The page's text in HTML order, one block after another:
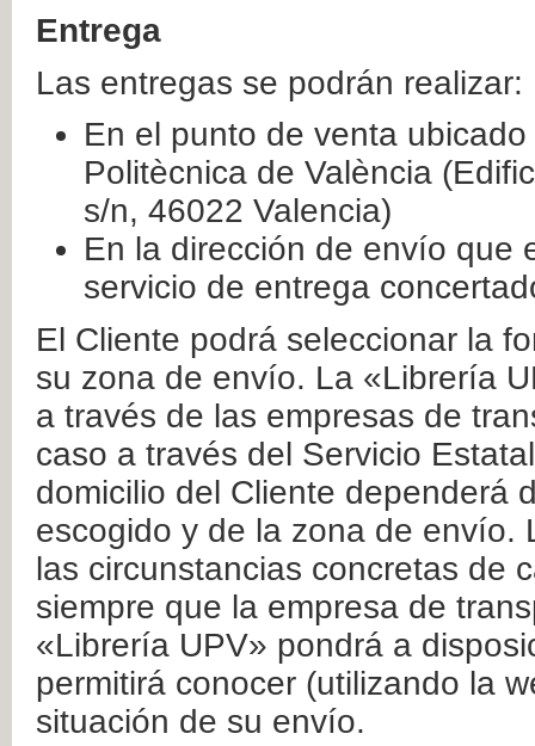
Entrega
Las entregas se podrán realizar:
En el punto de venta
Politècnica de València
s/n, 46022 Valencia)
En la dirección de envío que
servicio de entrega
El Cliente podrá seleccionar la
su zona de envío. La «Librería
a través de las empresas de
caso a través del Servicio
domicilio del Cliente dependerá
escogido y de la zona de envío.
las circunstancias concretas de
siempre que la empresa de
«Librería UPV» pondrá a
permitirá conocer (utilizando la
situación de su envío.